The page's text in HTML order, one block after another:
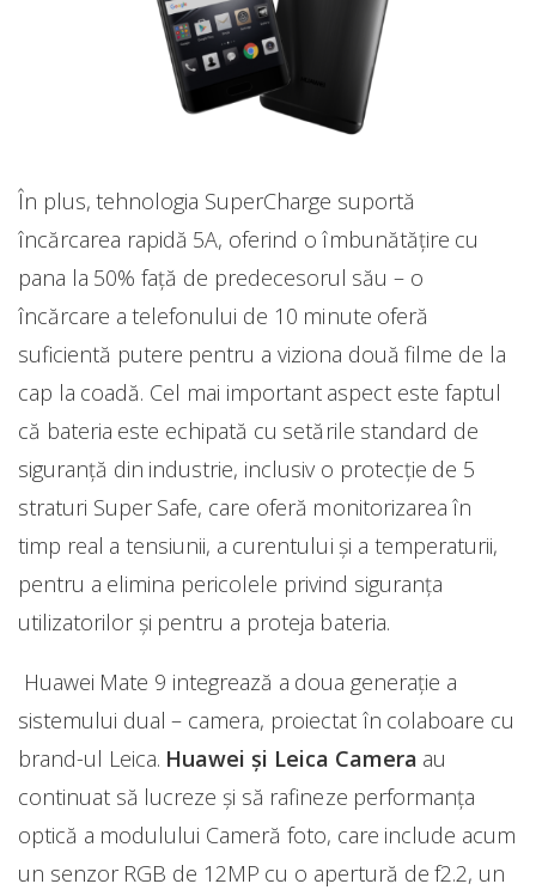
În plus, tehnologia SuperCharge suportă
încărcarea rapidă 5A, oferind o îmbunătățire cu
pana la 50% față de predecesorul său – o
încărcare a telefonului de 10 minute oferă
suficientă putere pentru a viziona două filme de la
cap la coadă. Cel mai important aspect este faptul
că bateria este echipată cu setările standard de
siguranță din industrie, inclusiv o protecție de 5
straturi Super Safe, care oferă monitorizarea în
timp real a tensiunii, a curentului și a temperaturii,
pentru a elimina pericolele privind siguranța
utilizatorilor și pentru a proteja bateria.
Huawei Mate 9 integrează a doua generație a
sistemului dual – camera, proiectat în colaboare cu
brand-ul Leica. Huawei și Leica Camera au
continuat să lucreze și să rafineze performanța
optică a modulului Cameră foto, care include acum
un senzor RGB de 12MP cu o apertură de f2.2, un